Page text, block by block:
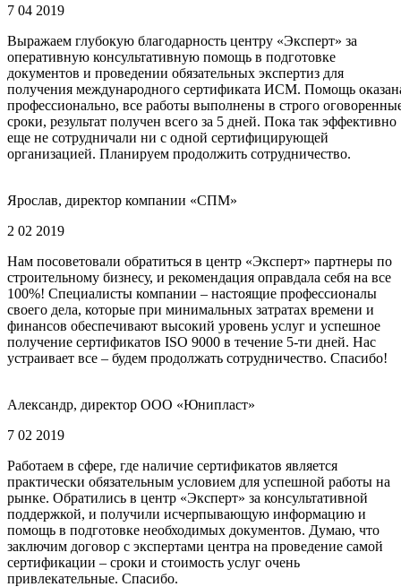
7 04 2019
Выражаем глубокую благодарность центру «Эксперт» за
оперативную консультативную помощь в подготовке
документов и проведении обязательных экспертиз для
получения международного сертификата ИСМ. Помощь
профессионально, все работы выполнены в строго
сроки, результат получен всего за 5 дней. Пока так эффективно
еще не сотрудничали ни с одной сертифицирующей
организацией. Планируем продолжить сотрудничество.
Ярослав, директор компании «СПМ»
2 02 2019
Нам посоветовали обратиться в центр «Эксперт» партнеры по
строительному бизнесу, и рекомендация оправдала себя на все
100%! Специалисты компании – настоящие профессионалы
своего дела, которые при минимальных затратах времени и
финансов обеспечивают высокий уровень услуг и успешное
получение сертификатов ISO 9000 в течение 5-ти дней. Нас
устраивает все – будем продолжать сотрудничество. Спасибо!
Александр, директор ООО «Юнипласт»
7 02 2019
Работаем в сфере, где наличие сертификатов является
практически обязательным условием для успешной работы на
рынке. Обратились в центр «Эксперт» за консультативной
поддержкой, и получили исчерпывающую информацию и
помощь в подготовке необходимых документов. Думаю, что
заключим договор с экспертами центра на проведение самой
сертификации – сроки и стоимость услуг очень
привлекательные. Спасибо.